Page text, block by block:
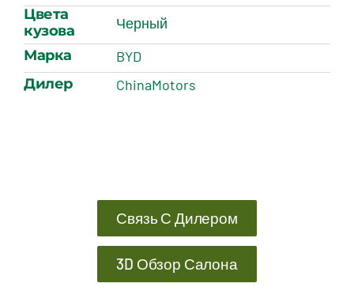
Цвета
кузова
Черный
Марка
BYD
Дилер
ChinaMotors
Связь С Дилером
3D Обзор Салона